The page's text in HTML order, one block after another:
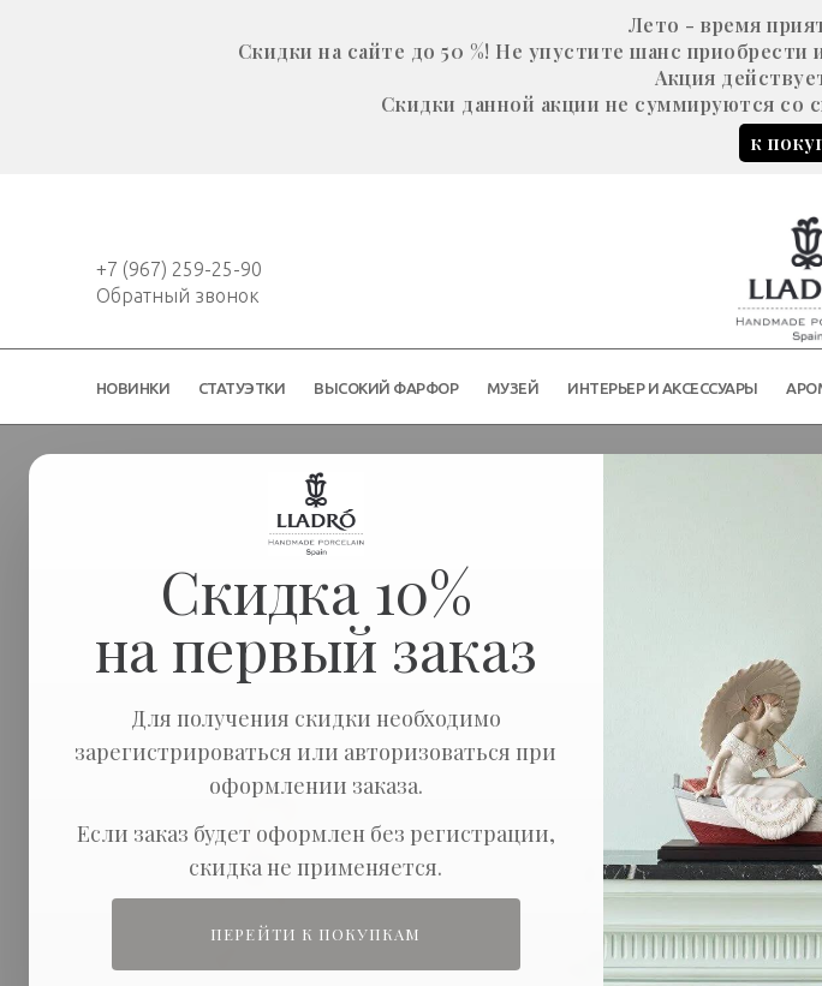
Лето - время
Скидки на сайте до 50 %! Не упустите шанс
Акция
Скидки данной акции не суммируются со
к
+7 (967) 259-25-90
Обратный звонок
НОВИНКИ СТАТУЭТКИ ВЫСОКИЙ ФАРФОР МУЗЕЙ ИНТЕРЬЕР И АКСЕССУАРЫ
Скидка 10%
на первый заказ
Для получения скидки необходимо
зарегистрироваться или авторизоваться при
оформлении заказа.
Если заказ будет оформлен без регистрации,
скидка не применяется.
ПЕРЕЙТИ К ПОКУПКАМ
Статуэтки Детство
Сортировка: Показывать по: